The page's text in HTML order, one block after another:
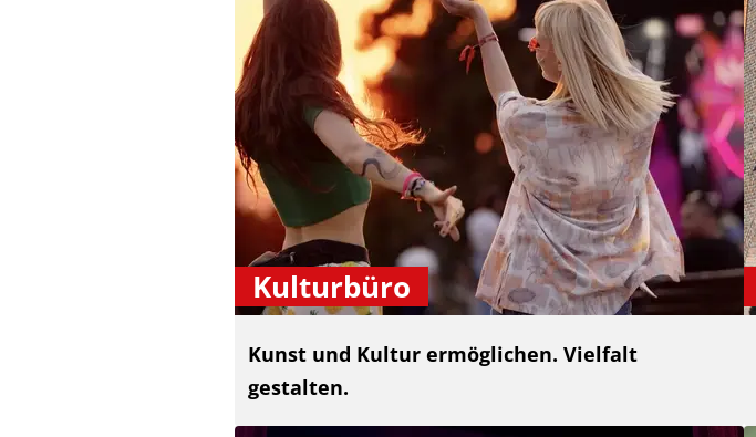
Kulturbüro
Kunst und Kultur ermöglichen. Vielfalt
gestalten.